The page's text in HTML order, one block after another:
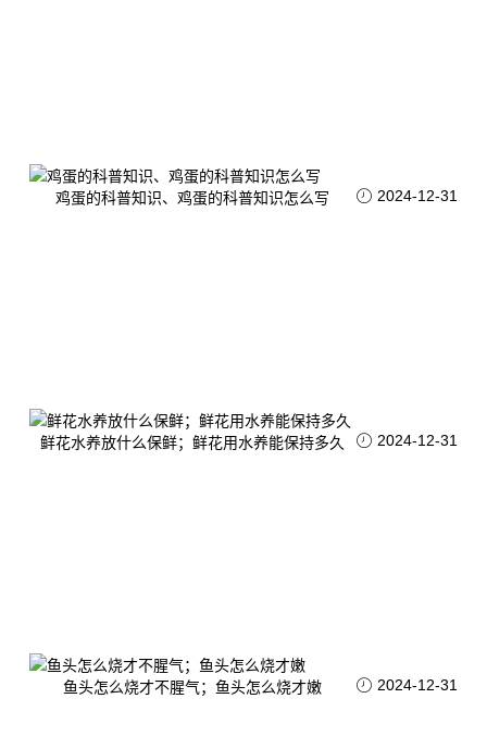
鸡蛋的科普知识、鸡蛋的科普知识怎么写 2024-12-31
鲜花水养放什么保鲜；鲜花用水养能保持多久 2024-12-31
鱼头怎么烧才不腥气；鱼头怎么烧才嫩 2024-12-31